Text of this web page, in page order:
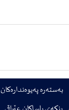
بەستەرە پەیوەندارەکان